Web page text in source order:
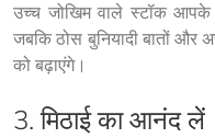
उच्च जोखिम वाले स्टॉक आपके
जबकि ठोस बुनियादी बातों और
को बढ़ाएंगे।
3. मिठाई का आनंद लें